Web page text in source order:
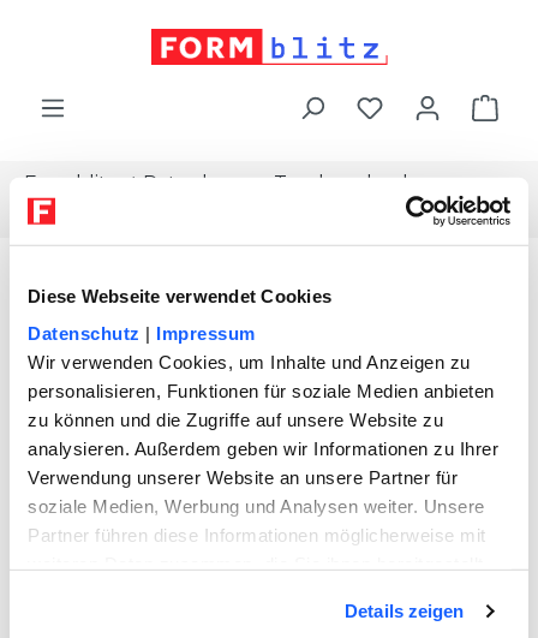
Diese Webseite verwendet Cookies
Datenschutz | Impressum
Wir verwenden Cookies, um Inhalte und Anzeigen zu
personalisieren, Funktionen für soziale Medien anbieten
zu können und die Zugriffe auf unsere Website zu
analysieren. Außerdem geben wir Informationen zu Ihrer
Verwendung unserer Website an unsere Partner für
soziale Medien, Werbung und Analysen weiter. Unsere
Partner führen diese Informationen möglicherweise mit
gesammelt haben. Sie geben Einwilligung zu unseren
Details zeigen
Formblitz Ratgeber
Topdownload
Aufforderung-rueckzahlung-mietkaution